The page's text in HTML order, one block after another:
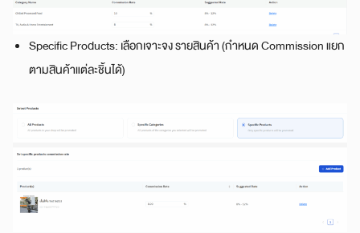
Specific Products: เลือกเจาะจง รายสินค้า (กำหนด Commission แยก
ตามสินค้าแต่ละชิ้นได้)